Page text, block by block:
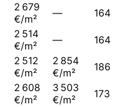
2 679
€/m²
— 164
2 514
€/m²
— 164
2 512
€/m²
2 854
€/m²
186
2 608
€/m²
3 503
€/m²
173